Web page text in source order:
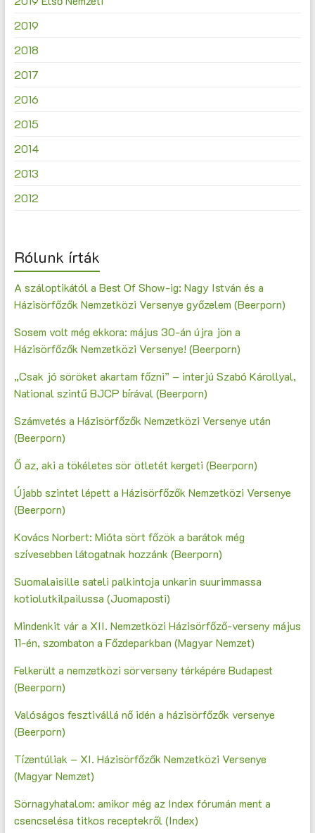
2019
2018
2017
2016
2015
2014
2013
2012
Rólunk írták
A száloptikától a Best Of Show-ig: Nagy István és a
Házisörfőzők Nemzetközi Versenye győzelem (Beerporn)
Sosem volt még ekkora: május 30-án újra jön a
Házisörfőzők Nemzetközi Versenye! (Beerporn)
„Csak jó söröket akartam főzni” – interjú Szabó Károllyal,
National szintű BJCP bírával (Beerporn)
Számvetés a Házisörfőzők Nemzetközi Versenye után
(Beerporn)
Ő az, aki a tökéletes sör ötletét kergeti (Beerporn)
Újabb szintet lépett a Házisörfőzők Nemzetközi Versenye
(Beerporn)
Kovács Norbert: Mióta sört főzök a barátok még
szívesebben látogatnak hozzánk (Beerporn)
Suomalaisille sateli palkintoja unkarin suurimmassa
kotiolutkilpailussa (Juomaposti)
Mindenkit vár a XII. Nemzetközi Házisörfőző-verseny május
11-én, szombaton a Főzdeparkban (Magyar Nemzet)
Felkerült a nemzetközi sörverseny térképére Budapest
(Beerporn)
Valóságos fesztivállá nő idén a házisörfőzők versenye
(Beerporn)
Tízentúliak – XI. Házisörfőzők Nemzetközi Versenye
(Magyar Nemzet)
Sörnagyhatalom: amikor még az Index fórumán ment a
csencselésa titkos receptekről (Index)